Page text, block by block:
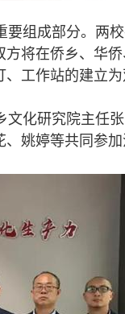
组成部分。两
将在侨乡、华侨
工作站的建立
化研究院主任
姚婷等共同参加